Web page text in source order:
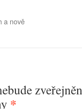
a nově
*